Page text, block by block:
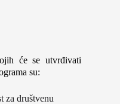
će se utvrđivati
su:
za društvenu